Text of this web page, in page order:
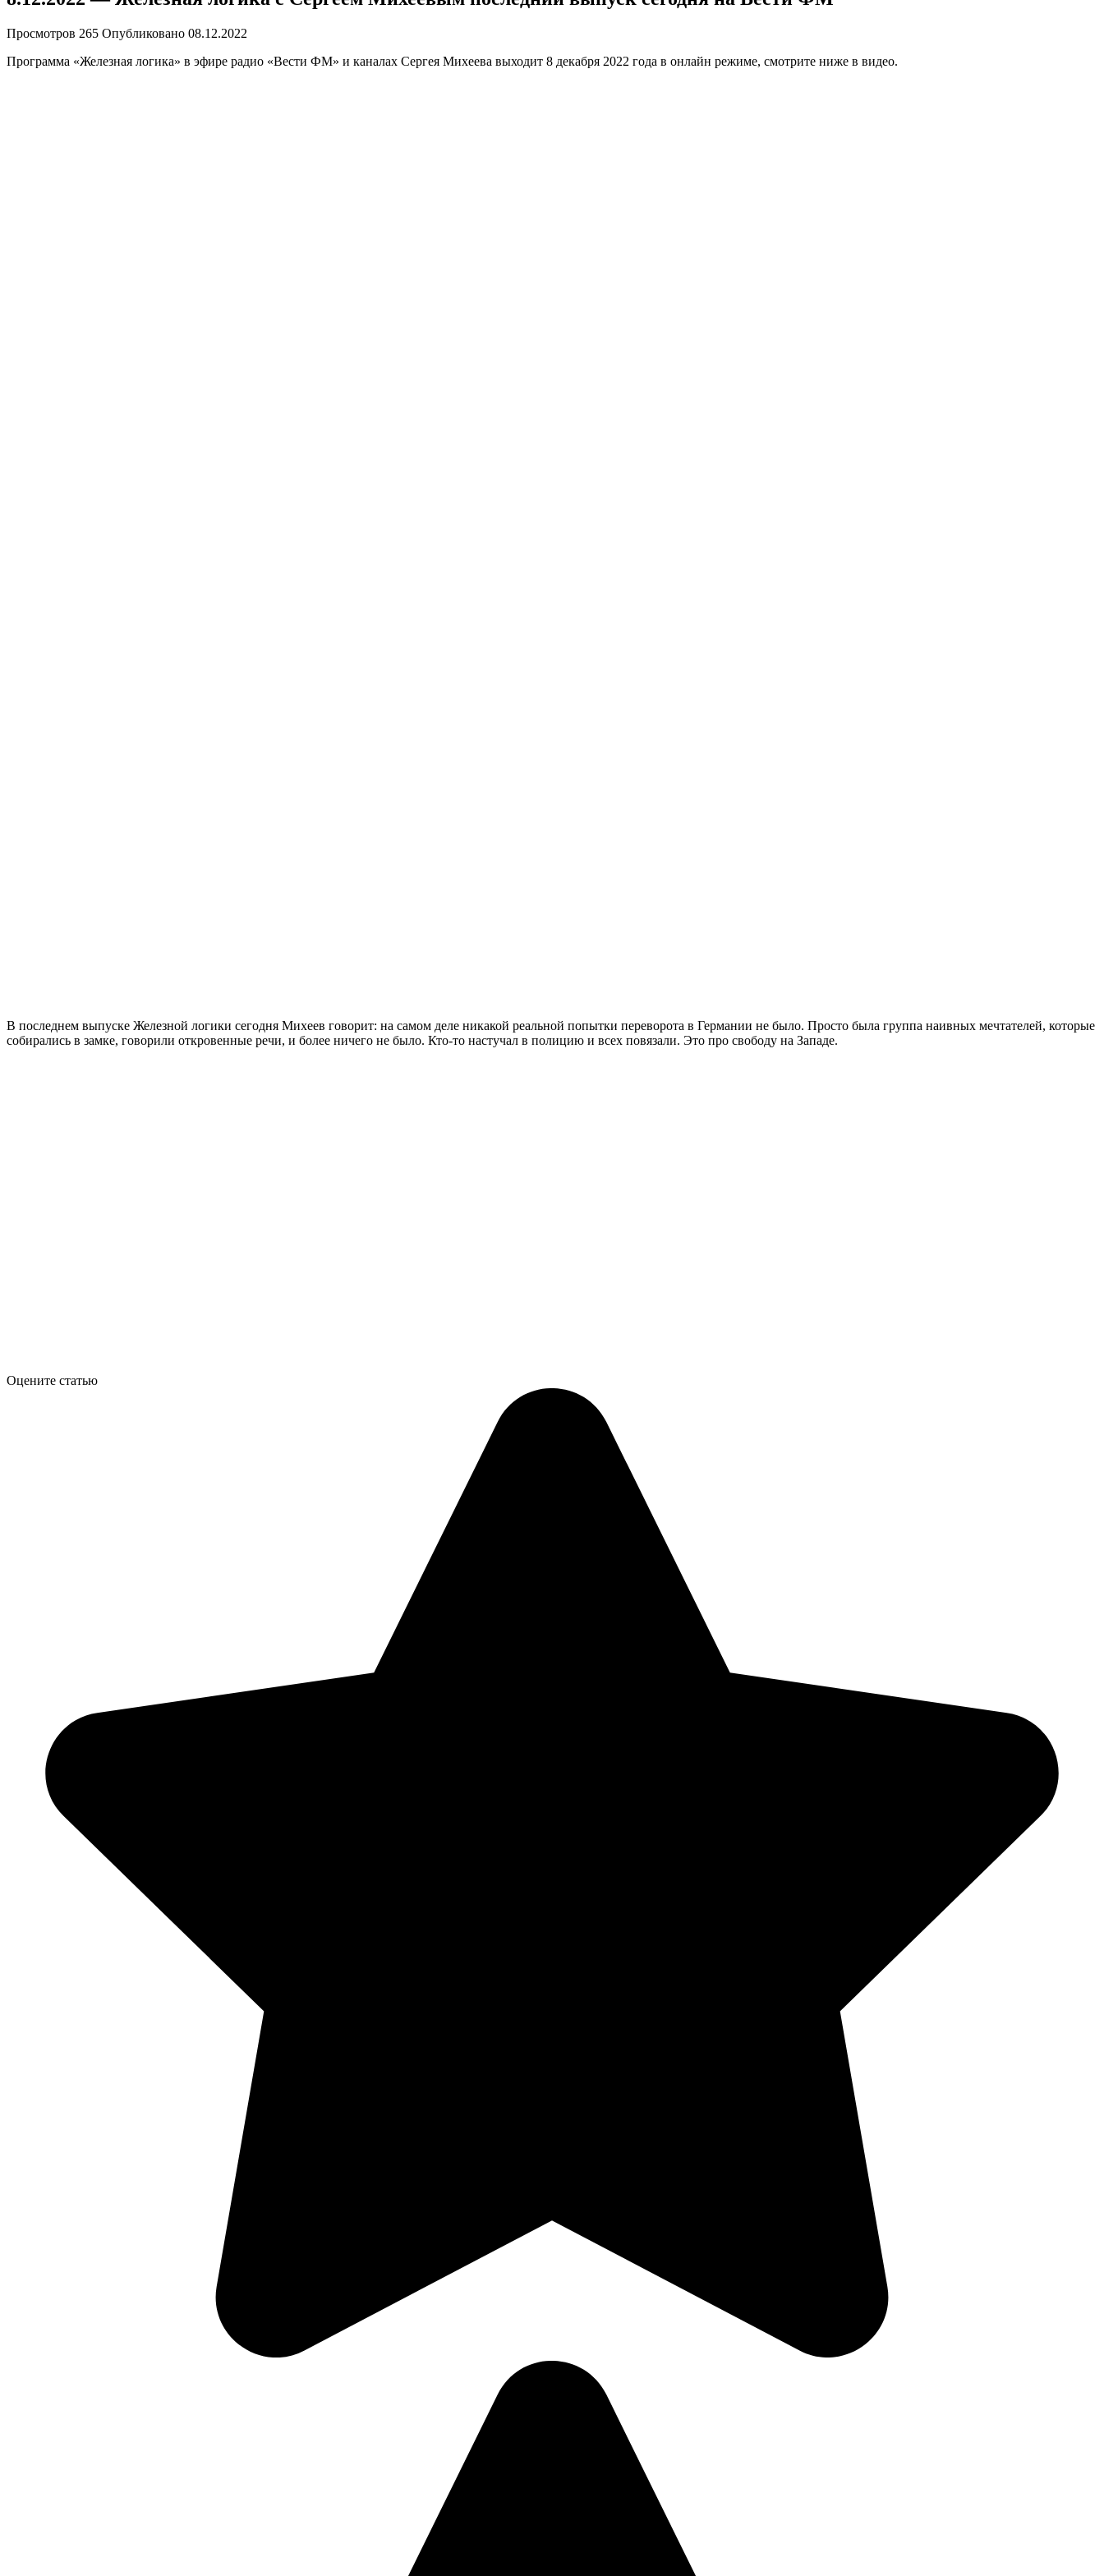
Просмотров 265 Опубликовано 08.12.2022
Программа «Железная логика» в эфире радио «Вести ФМ» и каналах Сергея Михеева выходит 8 декабря 2022 года в онлайн режиме, смотрите ниже в видео.
В последнем выпуске Железной логики сегодня Михеев говорит: на самом деле никакой реальной попытки переворота в Германии не было. Просто была группа наивных мечтателей, которые
собирались в замке, говорили откровенные речи, и более ничего не было. Кто-то настучал в полицию и всех повязали. Это про свободу на Западе.
Оцените статью